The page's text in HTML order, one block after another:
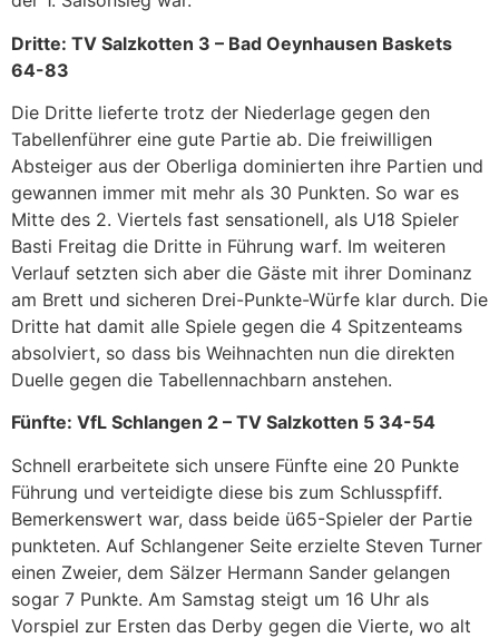
Dritte: TV Salzkotten 3 – Bad Oeynhausen Baskets
64-83
Die Dritte lieferte trotz der Niederlage gegen den
Tabellenführer eine gute Partie ab. Die freiwilligen
Absteiger aus der Oberliga dominierten ihre Partien und
gewannen immer mit mehr als 30 Punkten. So war es
Mitte des 2. Viertels fast sensationell, als U18 Spieler
Basti Freitag die Dritte in Führung warf. Im weiteren
Verlauf setzten sich aber die Gäste mit ihrer Dominanz
am Brett und sicheren Drei-Punkte-Würfe klar durch. Die
Dritte hat damit alle Spiele gegen die 4 Spitzenteams
absolviert, so dass bis Weihnachten nun die direkten
Duelle gegen die Tabellennachbarn anstehen.
Fünfte: VfL Schlangen 2 – TV Salzkotten 5 34-54
Schnell erarbeitete sich unsere Fünfte eine 20 Punkte
Führung und verteidigte diese bis zum Schlusspfiff.
Bemerkenswert war, dass beide ü65-Spieler der Partie
punkteten. Auf Schlangener Seite erzielte Steven Turner
einen Zweier, dem Sälzer Hermann Sander gelangen
sogar 7 Punkte. Am Samstag steigt um 16 Uhr als
Vorspiel zur Ersten das Derby gegen die Vierte, wo alt